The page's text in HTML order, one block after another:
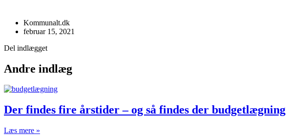
Kommunalt.dk
februar 15, 2021
Del indlægget
Andre indlæg
Der findes fire årstider – og så findes der budgetlægning
Læs mere »